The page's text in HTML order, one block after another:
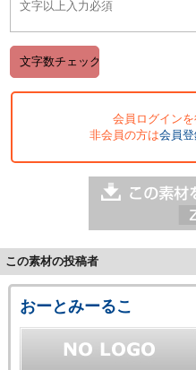
会員ログインを
非会員の方は会員
この素材の投稿者
おーとみーるこ